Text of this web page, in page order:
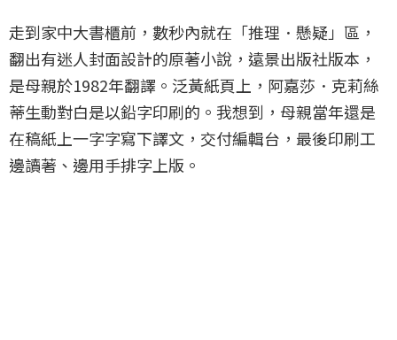
走到家中大書櫃前，數秒內就在「推理．懸疑」區，
翻出有迷人封面設計的原著小說，遠景出版社版本，
是母親於1982年翻譯。泛黃紙頁上，阿嘉莎．克莉絲
蒂生動對白是以鉛字印刷的。我想到，母親當年還是
在稿紙上一字字寫下譯文，交付編輯台，最後印刷工
邊讀著、邊用手排字上版。